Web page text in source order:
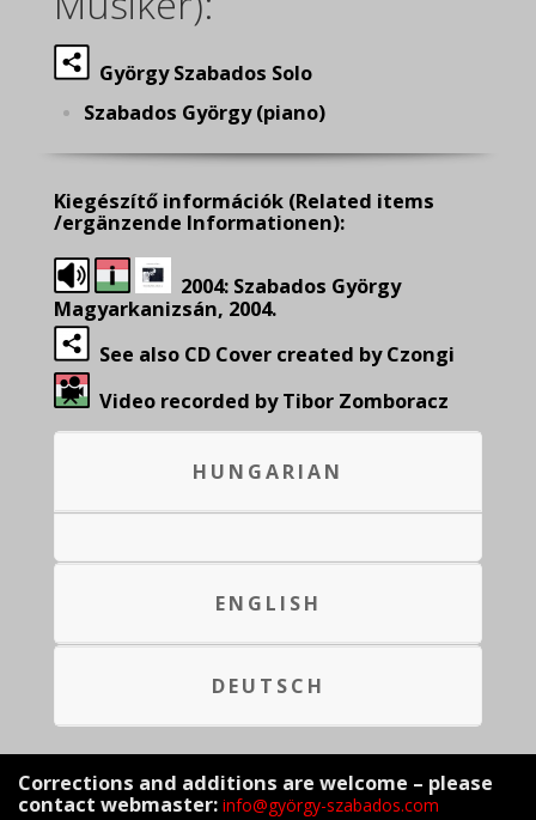
György Szabados Solo
Szabados György (piano)
Kiegészítő információk (Related items
/ergänzende Informationen):
2004: Szabados György
Magyarkanizsán, 2004.
See also CD Cover created by Czongi
Video recorded by Tibor Zomboracz
HUNGARIAN
ENGLISH
DEUTSCH
Corrections and additions are welcome – please
contact webmaster: info@györgy-szabados.com